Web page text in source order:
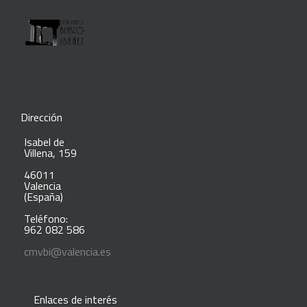
Dirección
Isabel de
Villena, 159
46011
Valencia
(España)
Teléfono:
962 082 586
cmvbi@valencia.es
Enlaces de interés